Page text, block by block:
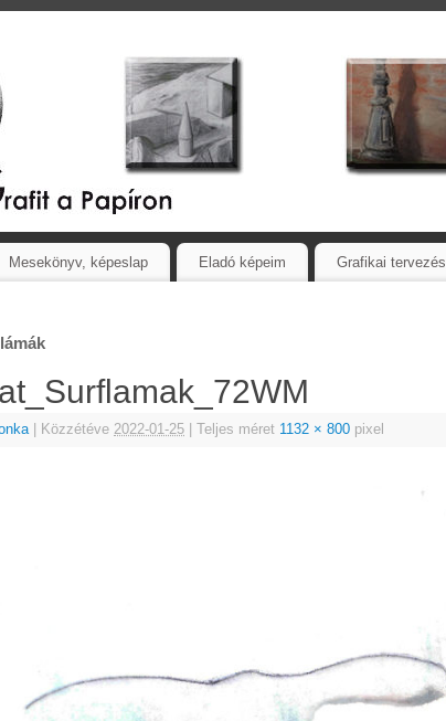
Mesekönyv, képeslap Eladó képeim Grafikai tervezés
Közzétéve 2022-01-25 Teljes méret 1132 × 800 pixel